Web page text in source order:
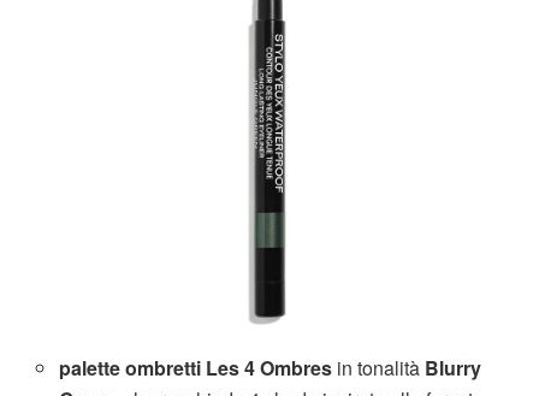
palette ombretti Les 4 Ombres in tonalità Blurry